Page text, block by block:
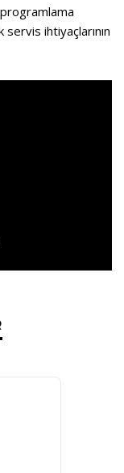
ihtiyaçlarının